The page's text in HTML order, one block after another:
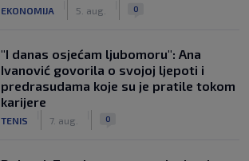
EKONOMIJA 5. aug. 0
"I danas osjećam ljubomoru": Ana
Ivanović govorila o svojoj ljepoti i
predrasudama koje su je pratile tokom
karijere
TENIS 7. aug. 0